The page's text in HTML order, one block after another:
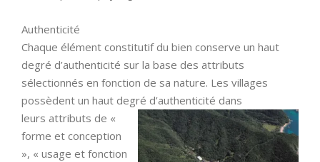
Authenticité
Chaque élément constitutif du bien conserve un haut
degré d’authenticité sur la base des attributs
sélectionnés en fonction de sa nature. Les villages
possèdent un haut degré d’authenticité dans
leurs attributs de «
forme et conception
», « usage et fonction